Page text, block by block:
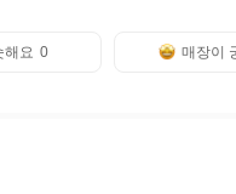
해요 0 매장이